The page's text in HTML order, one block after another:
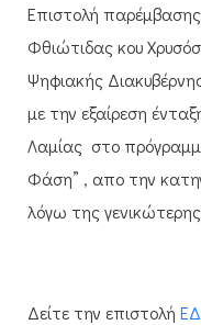
Επιστολή παρέμβασης
Φθιώτιδας κου
Ψηφιακής
με την εξαίρεση
Λαμίας στο
Φάση” , απο την
λόγω της
Δείτε την επιστολή